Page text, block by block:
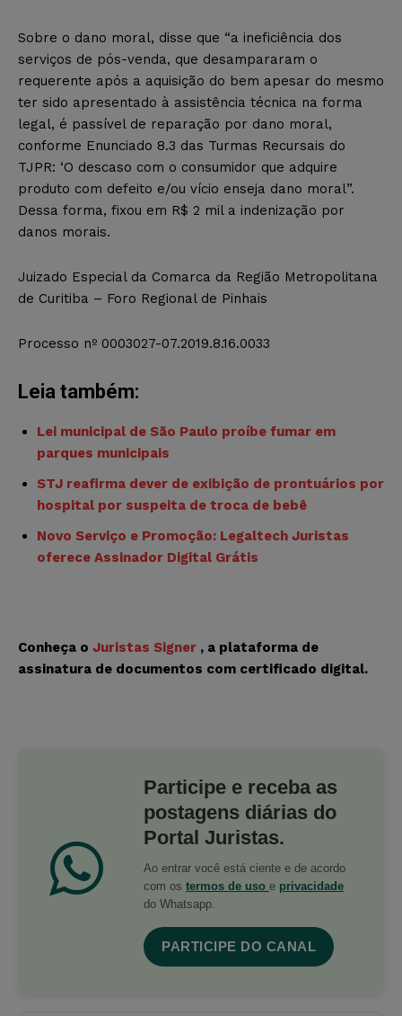
Sobre o dano moral, disse que “a ineficiência dos
serviços de pós-venda, que desampararam o
requerente após a aquisição do bem apesar do mesmo
ter sido apresentado à assistência técnica na forma
legal, é passível de reparação por dano moral,
conforme Enunciado 8.3 das Turmas Recursais do
TJPR: ‘O descaso com o consumidor que adquire
produto com defeito e/ou vício enseja dano moral”.
Dessa forma, fixou em R$ 2 mil a indenização por
danos morais.
Juizado Especial da Comarca da Região Metropolitana
de Curitiba – Foro Regional de Pinhais
Processo nº 0003027-07.2019.8.16.0033
Leia também:
Lei municipal de São Paulo proíbe fumar em
parques municipais
STJ reafirma dever de exibição de prontuários por
hospital por suspeita de troca de bebê
Novo Serviço e Promoção: Legaltech Juristas
oferece Assinador Digital Grátis
Conheça o Juristas Signer , a plataforma de
assinatura de documentos com certificado digital.
Participe e receba as
postagens diárias do
Portal Juristas.
Ao entrar você está ciente e de acordo
com os termos de uso e privacidade
do Whatsapp.
PARTICIPE DO CANAL